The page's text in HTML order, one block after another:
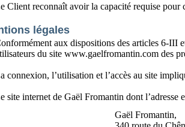
Client reconnaît avoir la capacité requise pour
légales
aux dispositions des articles 6-III
du site www.gaelfromantin.com des
connexion, l’utilisation et l’accès au site
site internet de Gaël Fromantin dont
Gaël Fromantin,